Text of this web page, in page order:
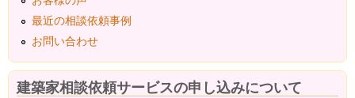
最近の相談依頼事例
お問い合わせ
建築家相談依頼サービスの申し込みについて